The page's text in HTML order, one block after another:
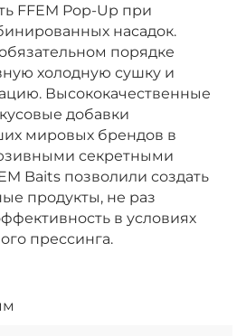
FFEM Pop-Up при
насадок.
порядке
холодную сушку и
Высококачественные
добавки
мировых брендов в
секретными
Baits позволили создать
продукты, не раз
в условиях
прессинга.